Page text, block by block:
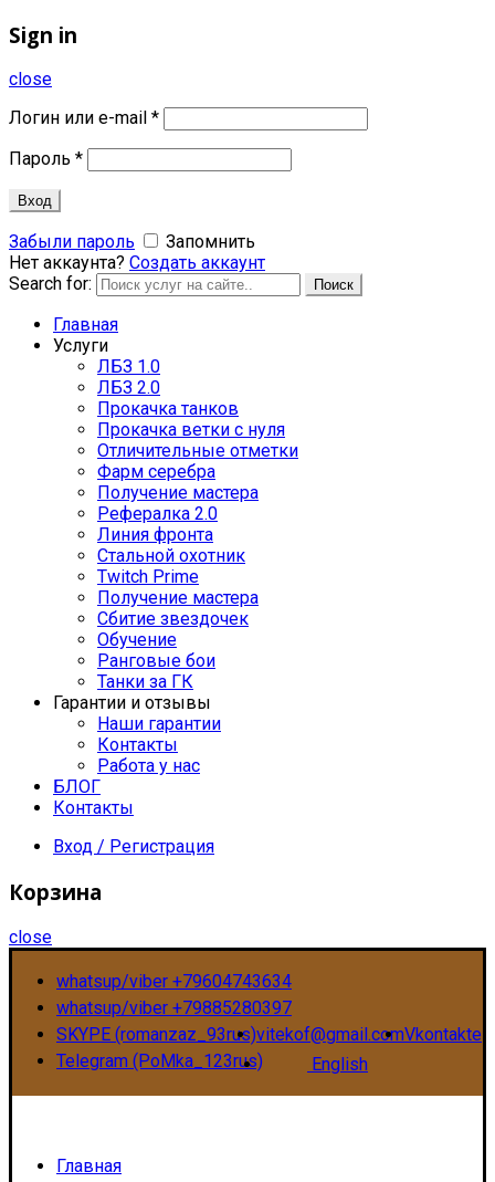
Sign in
close
Логин или e-mail *
Пароль *
Вход
Забыли пароль
Запомнить
Нет аккаунта? Создать аккаунт
Search for:
Поиск
Главная
Услуги
ЛБЗ 1.0
ЛБЗ 2.0
Прокачка танков
Прокачка ветки с нуля
Отличительные отметки
Фарм серебра
Получение мастера
Рефералка 2.0
Линия фронта
Стальной охотник
Twitch Prime
Получение мастера
Сбитие звездочек
Обучение
Ранговые бои
Танки за ГК
Гарантии и отзывы
Наши гарантии
Контакты
Работа у нас
БЛОГ
Контакты
Вход / Регистрация
Корзина
close
whatsup/viber +79604743634
whatsup/viber +79885280397
SKYPE (romanzaz_93rus)vitekof@gmail.comVkontakte
Telegram (PoMka_123rus)
English
Главная